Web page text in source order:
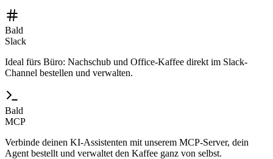
Bald
Slack
Ideal fürs Büro: Nachschub und Office-Kaffee direkt im Slack-
Channel bestellen und verwalten.
Bald
MCP
Verbinde deinen KI-Assistenten mit unserem MCP-Server, dein
Agent bestellt und verwaltet den Kaffee ganz von selbst.